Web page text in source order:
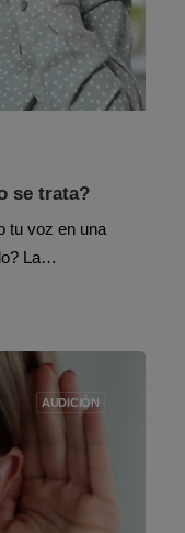
se trata?
tu voz en una
La…
AUDICIÓN